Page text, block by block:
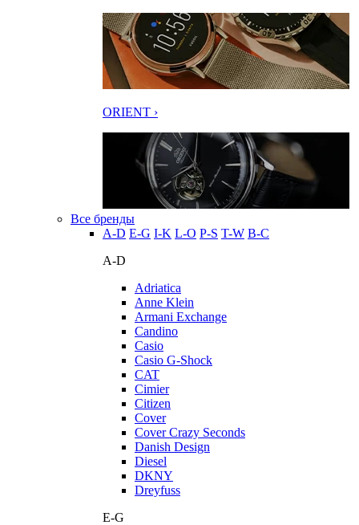
ORIENT ›
Все бренды
A-D E-G I-K L-O P-S T-W В-С
A-D
Adriatica
Anne Klein
Armani Exchange
Candino
Casio
Casio G-Shock
CAT
Cimier
Citizen
Cover
Cover Crazy Seconds
Danish Design
Diesel
DKNY
Dreyfuss
E-G